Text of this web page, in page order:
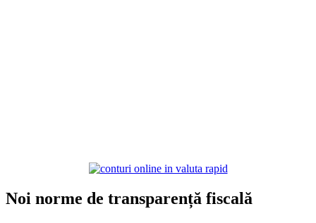
Noi norme de transparență fiscală